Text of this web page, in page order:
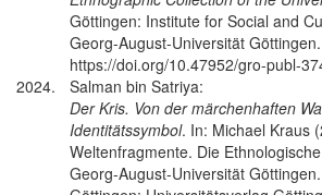
Göttingen: ​Institute for Social and
Georg-August-Universität
https://doi.org/10.47952/gro-publ-
2024.
Salman bin Satriya:
Der Kris. Von der märchenhaften
Identitätssymbol. In: Michael Kraus
Weltenfragmente. Die
Georg-August-Universität